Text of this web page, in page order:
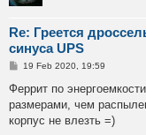
Re: Греется
синуса UPS
P
s
19 Feb 2020, 19:59
Феррит по
размерами, чем
корпус не влезть =)